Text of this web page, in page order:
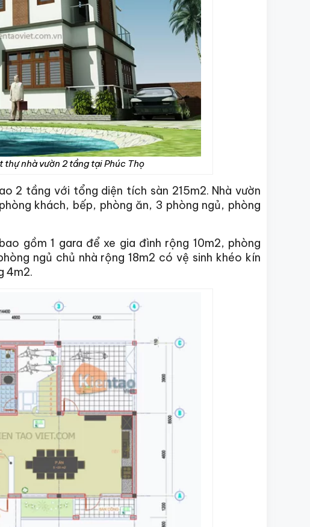
nhà vườn 2 tầng tại Phúc Thọ
2 tầng với tổng diện tích sàn 215m2. Nhà vườn
khách, bếp, phòng ăn, 3 phòng ngủ, phòng
gồm 1 gara để xe gia đình rộng 10m2, phòng
ngủ chủ nhà rộng 18m2 có vệ sinh khéo kín
4m2.